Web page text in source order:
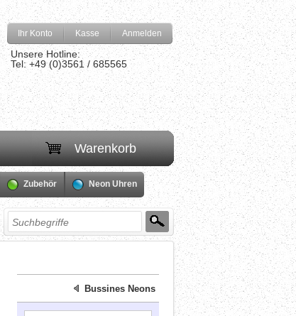
Anmelden
Kasse
Ihr Konto
Unsere Hotline:
Tel: +49 (0)3561 / 685565
Warenkorb
Zubehör Neon Uhren
Bussines Neons